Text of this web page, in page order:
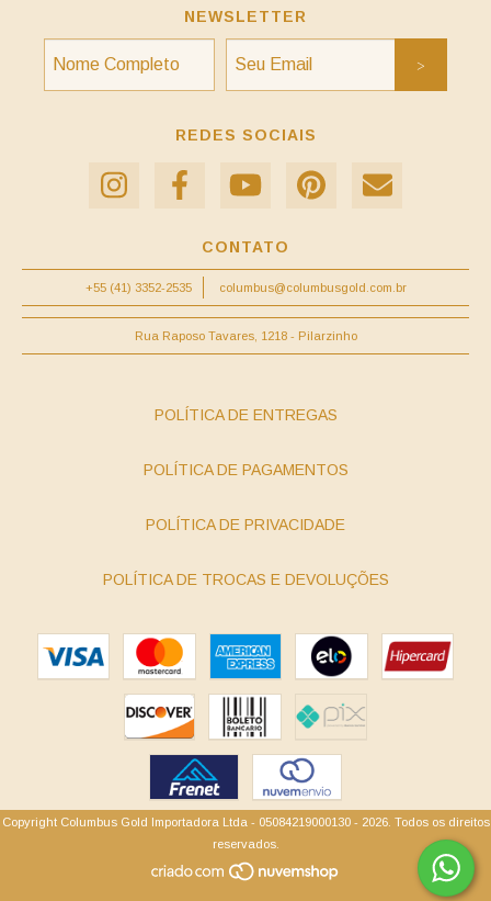
NEWSLETTER
REDES SOCIAIS
CONTATO
+55 (41) 3352-2535 columbus@columbusgold.com.br
Rua Raposo Tavares, 1218 - Pilarzinho
POLÍTICA DE ENTREGAS
POLÍTICA DE PAGAMENTOS
POLÍTICA DE PRIVACIDADE
POLÍTICA DE TROCAS E DEVOLUÇÕES
Copyright Columbus Gold Importadora Ltda - 05084219000130 - 2026. Todos os direitos
reservados.